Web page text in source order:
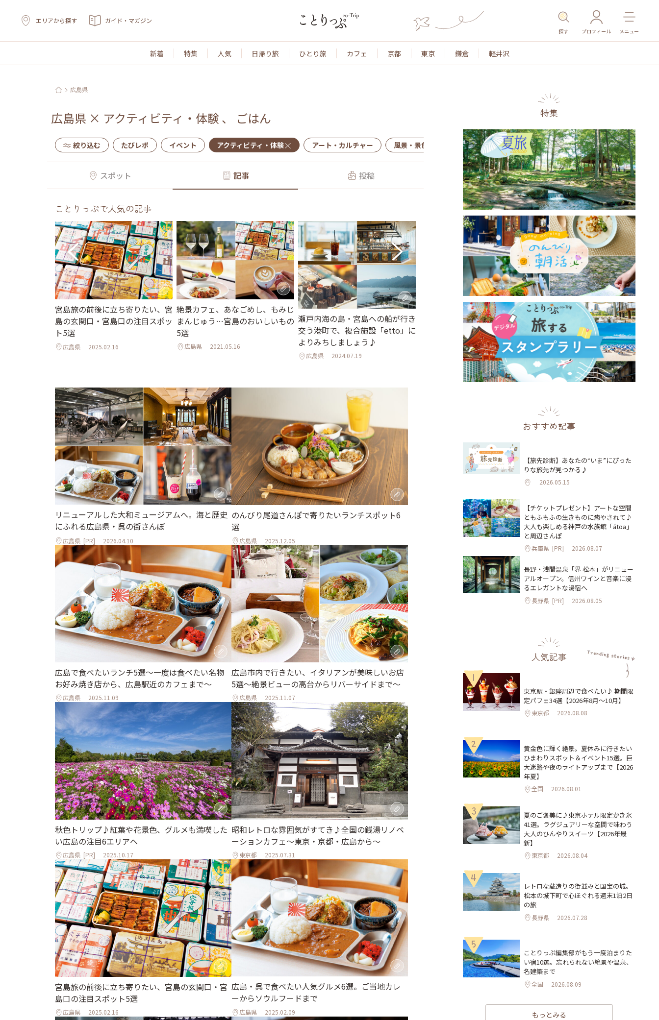
エリアから探す ガイド・マガジン
探す プロフィール メニュー
新着 特集 人気 日帰り旅 ひとり旅 カフェ 京都 東京 鎌倉 軽井沢
広島県
広島県 × アクティビティ・体験 、 ごはん
絞り込む たびレポ イベント アクティビティ・体験 アート・カルチャー 風景・景色 名所・旧跡 温泉・スパ その他施設 ごはん
スポット 記事 投稿
ことりっぷで人気の記事
宮島旅の前後に立ち寄りたい、宮
島の玄関口・宮島口の注目スポッ
ト5選
広島県 2025.02.16
絶景カフェ、あなごめし、もみじ
まんじゅう…宮島のおいしいもの
5選
広島県 2021.05.16
瀬戸内海の島・宮島への船が行き
交う港町で、複合施設「etto」に
よりみちしましょう♪
広島県 2024.07.19
絵になる風景がたくさん♪ 素敵
なカフェ＆おみやげも楽しみな宮
2020.10.19
リニューアルした大和ミュージアムへ。海と歴史
にふれる広島県・呉の街さんぽ
広島県 [PR] 2026.04.10
のんびり尾道さんぽで寄りたいランチスポット6
選
広島県 2025.12.05
広島で食べたいランチ5選～一度は食べたい名物
お好み焼き店から、広島駅近のカフェまで～
広島県 2025.11.09
広島市内で行きたい、イタリアンが美味しいお店
5選〜絶景ビューの高台からリバーサイドまで〜
広島県 2025.11.07
秋色トリップ♪紅葉や花景色、グルメも満喫した
い広島の注目6エリアへ
広島県 [PR] 2025.10.17
昭和レトロな雰囲気がすてき♪全国の銭湯リノベ
ーションカフェ〜東京・京都・広島から〜
東京都 2025.07.31
宮島旅の前後に立ち寄りたい、宮島の玄関口・宮
島口の注目スポット5選
広島県 2025.02.16
広島・呉で食べたい人気グルメ6選。ご当地カレ
ーからソウルフードまで
広島県 2025.02.09
特集
おすすめ記事
【旅先診断】あなたの“いま”にぴった
りな旅先が見つかる♪
2026.05.15
【チケットプレゼント】アートな空間
ともふもふの生きものに癒やされて♪
大人も楽しめる神戸の水族館「átoa」
と周辺さんぽ
兵庫県 [PR] 2026.08.07
長野・浅間温泉「界 松本」がリニュー
アルオープン。信州ワインと音楽に浸
るエレガントな湯宿へ
長野県 [PR] 2026.08.05
人気記事
1
東京駅・銀座周辺で食べたい♪ 期間限
定パフェ34選【2026年8月～10月】
東京都 2026.08.08
2
黄金色に輝く絶景。夏休みに行きたい
ひまわりスポット＆イベント15選。巨
大迷路や夜のライトアップまで【2026
年夏】
全国 2026.08.01
3
夏のご褒美に♪東京ホテル限定かき氷
41選。ラグジュアリーな空間で味わう
大人のひんやりスイーツ【2026年最
新】
東京都 2026.08.04
4
レトロな蔵造りの街並みと国宝の城。
松本の城下町で心ほぐれる週末1泊2日
の旅
長野県 2026.07.28
5
ことりっぷ編集部がもう一度泊まりた
い宿10選。忘れられない絶景や温泉、
名建築まで
全国 2026.08.09
もっとみる